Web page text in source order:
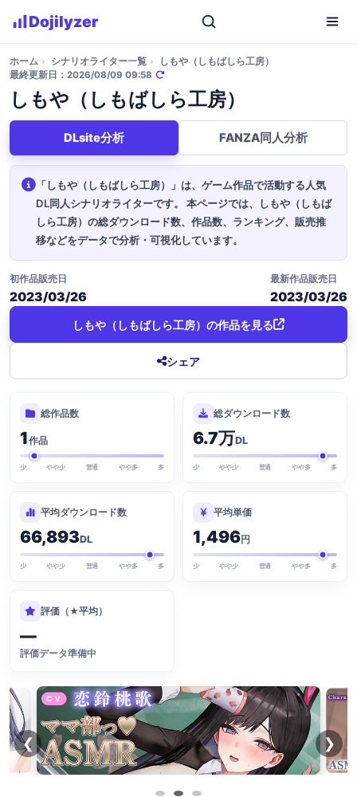
Dojilyzer
ホーム › シナリオライター一覧 ›
しもや（しもばしら工房）
最終更新日：2026/08/09 09:58
しもや（しもばしら工房）
DLsite分析 FANZA同人分析
「しもや（しもばしら工房）」は、ゲーム作品で活動する人気
DL同人シナリオライターです。
本ページでは、しもや（しもば
しら工房）の総ダウンロード数、作品数、ランキング、販売推
移などをデータで分析・可視化しています。
初作品販売日
2023/03/26
最新作品販売日
2023/03/26
シェア
しもや（しもばしら工房）の作品を見る
総作品数
1作品
少 やや少 普通 やや多 多
総ダウンロード数
6.7万DL
少 やや少 普通 やや多 多
平均ダウンロード数
66,893DL
少 やや少 普通 やや多 多
平均単価
1,496円
少 やや少 普通 やや多 多
評価（★平均）
—
評価データ準備中
❮ ❯